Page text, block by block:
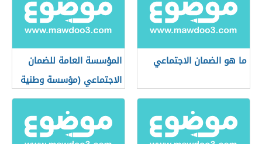
ما هو الضمان الاجتماعي
المؤسسة العامة للضمان
الاجتماعي (مؤسسة وطنية
أردنية)